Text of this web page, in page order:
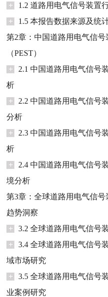
+
1.2 道路用电气信号装置
+
1.5 本报告数据来源及统
第2章：中国道路用电气信
（PEST）
+
2.1 中国道路用电气信号
析
+
2.2 中国道路用电气信号
分析
+
2.3 中国道路用电气信号
析
+
2.4 中国道路用电气信号
境分析
第3章：全球道路用电气信
趋势洞察
+
3.2 全球道路用电气信号
+
3.4 全球道路用电气信号
域市场研究
+
3.5 全球道路用电气信号
业案例研究